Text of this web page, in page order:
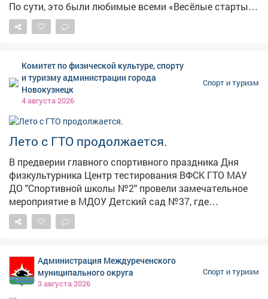
По сути, это были любимые всеми «Весёлые старты»,
только в разы интереснее! Ребята бегали, прыгали,
проявляли чудеса ловкости и, конечно, поддерживали
Но каждый участник усвоил главное: спорт - это не
просто соревнование, это залог хорошего настроения
и крепкого иммунитета. Заряжаемся позитивом на
Комитет по физической культуре, спорту
и туризму администрации города
Новокузнецк
4 августа 2026
Спорт и туризм
Лето с ГТО продолжается.
В предверии главного спортивного праздника Дня
физкультурника Центр тестирования ВФСК ГТО МАУ
ДО "Спортивной школы №2" провели замечательное
мероприятие в МДОУ Детский сад №37, где
познакомил малышей с комплексом "Готов к труду и
обороне" - Талисманы ГТО - зайка Лиза и леопард Вика
упражнений нескольких видов испытаний. Малыши с
азартом и интересом выполняли задания которые для
них подготовили талисманы ,узнали о важности
Администрация Междуреченского
муниципального округа
3 августа 2026
Спорт и туризм